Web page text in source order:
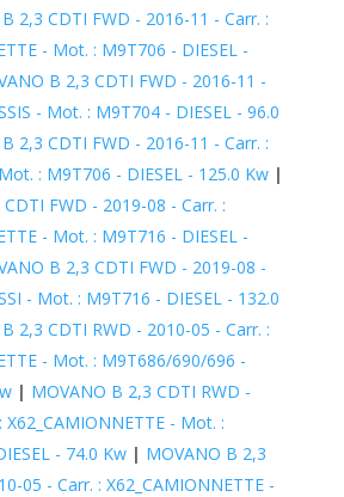
2,3 CDTI FWD - 2016-11 - Carr. :
- Mot. : M9T706 - DIESEL -
B 2,3 CDTI FWD - 2016-11 -
- Mot. : M9T704 - DIESEL - 96.0
2,3 CDTI FWD - 2016-11 - Carr. :
: M9T706 - DIESEL - 125.0 Kw|
FWD - 2019-08 - Carr. :
- Mot. : M9T716 - DIESEL -
B 2,3 CDTI FWD - 2019-08 -
- Mot. : M9T716 - DIESEL - 132.0
2,3 CDTI RWD - 2010-05 - Carr. :
- Mot. : M9T686/690/696 -
| MOVANO B 2,3 CDTI RWD -
X62_CAMIONNETTE - Mot. :
- 74.0 Kw| MOVANO B 2,3
05 - Carr. : X62_CAMIONNETTE -